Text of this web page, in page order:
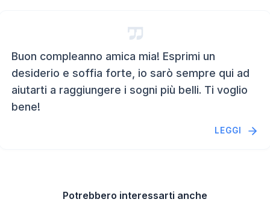
Buon compleanno amica mia! Esprimi un
desiderio e soffia forte, io sarò sempre qui ad
aiutarti a raggiungere i sogni più belli. Ti voglio
bene!
LEGGI
Potrebbero interessarti anche